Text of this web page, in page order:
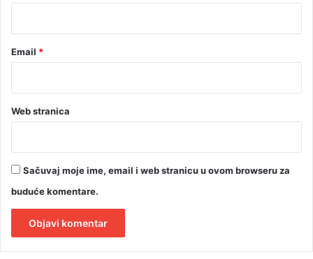
v
e
p
t
e
z
Email *
Web stranica
Sačuvaj moje ime, email i web stranicu u ovom browseru za
buduće komentare.